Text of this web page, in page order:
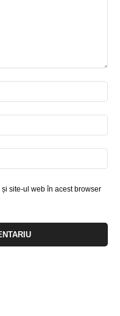
site-ul web în acest browser